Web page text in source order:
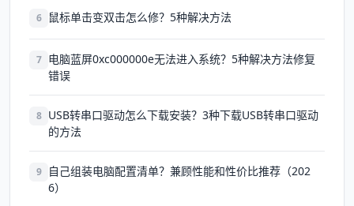
6 鼠标单击变双击怎么修？5种解决方法
7 电脑蓝屏0xc000000e无法进入系统？5种解决方法修复
错误
8 USB转串口驱动怎么下载安装？3种下载USB转串口驱动
的方法
9
自己组装电脑配置清单？兼顾性能和性价比推荐（202
6）